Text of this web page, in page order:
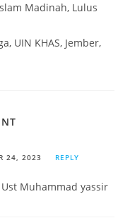
Madinah, Lulus
UIN KHAS, Jember,
24, 2023 REPLY
Muhammad yassir